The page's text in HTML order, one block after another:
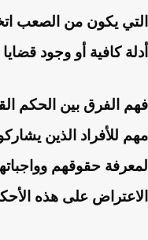
التي يكون من الصعب
أدلة كافية أو وجود
فهم الفرق بين الحكم
مهم للأفراد الذين
لمعرفة حقوقهم
الاعتراض على هذه